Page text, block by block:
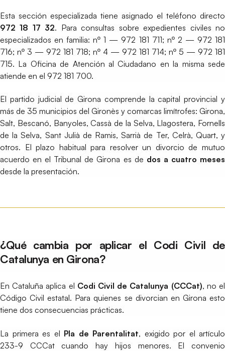
Esta sección especializada tiene asignado el teléfono directo
972 18 17 32. Para consultas sobre expedientes civiles no
especializados en familia: nº 1 — 972 181 711; nº 2 — 972 181
716; nº 3 — 972 181 718; nº 4 — 972 181 714; nº 5 — 972 181
715. La Oficina de Atención al Ciudadano en la misma sede
atiende en el 972 181 700.
El partido judicial de Girona comprende la capital provincial y
más de 35 municipios del Gironès y comarcas limítrofes: Girona,
Salt, Bescanó, Banyoles, Cassà de la Selva, Llagostera, Fornells
de la Selva, Sant Julià de Ramis, Sarrià de Ter, Celrà, Quart, y
otros. El plazo habitual para resolver un divorcio de mutuo
acuerdo en el Tribunal de Girona es de dos a cuatro meses
desde la presentación.
¿Qué cambia por aplicar el Codi Civil de
Catalunya en Girona?
En Cataluña aplica el Codi Civil de Catalunya (CCCat), no el
Código Civil estatal. Para quienes se divorcian en Girona esto
tiene dos consecuencias prácticas.
La primera es el Pla de Parentalitat, exigido por el artículo
233-9 CCCat cuando hay hijos menores. El convenio